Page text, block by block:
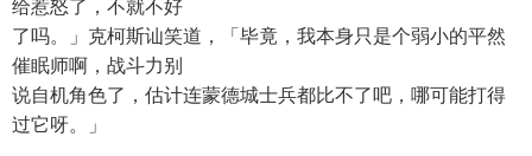
给惹怒了，不就不好
了吗。」克柯斯讪笑道，「毕竟，我本身只是个弱小的平然
催眠师啊，战斗力别
说自机角色了，估计连蒙德城士兵都比不了吧，哪可能打得
过它呀。」